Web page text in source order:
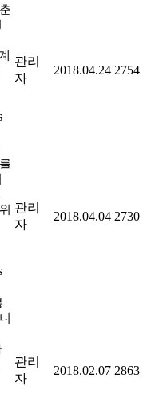
관리
자
2018.04.24 2754
관리
자
2018.04.04 2730
관리
자
2018.02.07 2863